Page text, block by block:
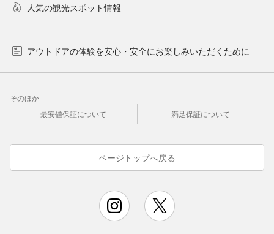
人気の観光スポット情報
アウトドアの体験を安心・安全にお楽しみいただくために
そのほか
最安値保証について
満足保証について
ページトップへ戻る